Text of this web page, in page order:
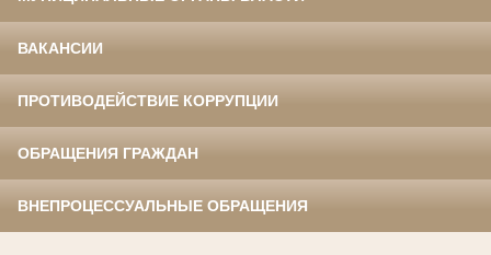
ВАКАНСИИ
ПРОТИВОДЕЙСТВИЕ КОРРУПЦИИ
ОБРАЩЕНИЯ ГРАЖДАН
ВНЕПРОЦЕССУАЛЬНЫЕ ОБРАЩЕНИЯ